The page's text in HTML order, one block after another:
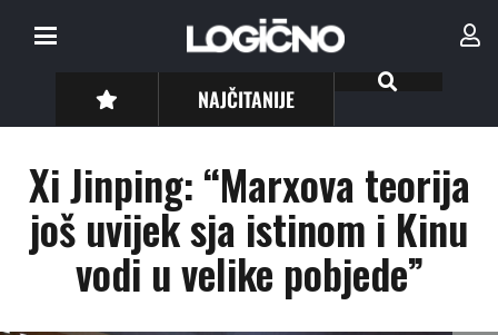
NAJČITANIJE
Xi Jinping: “Marxova teorija
još uvijek sja istinom i Kinu
vodi u velike pobjede”